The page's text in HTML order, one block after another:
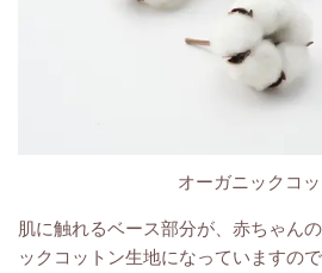
オーガニックコ
肌に触れるベース部分が、赤ちゃん
ックコットン生地になっていますの